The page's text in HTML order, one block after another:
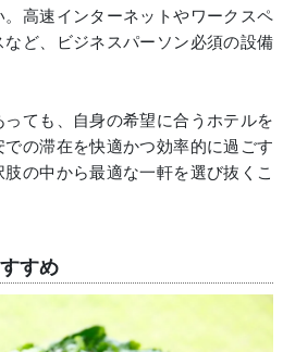
高速インターネットやワークスペ
ど、ビジネスパーソン必須の設備
ても、自身の希望に合うホテルを
の滞在を快適かつ効率的に過ごす
の中から最適な一軒を選び抜くこ
すめ